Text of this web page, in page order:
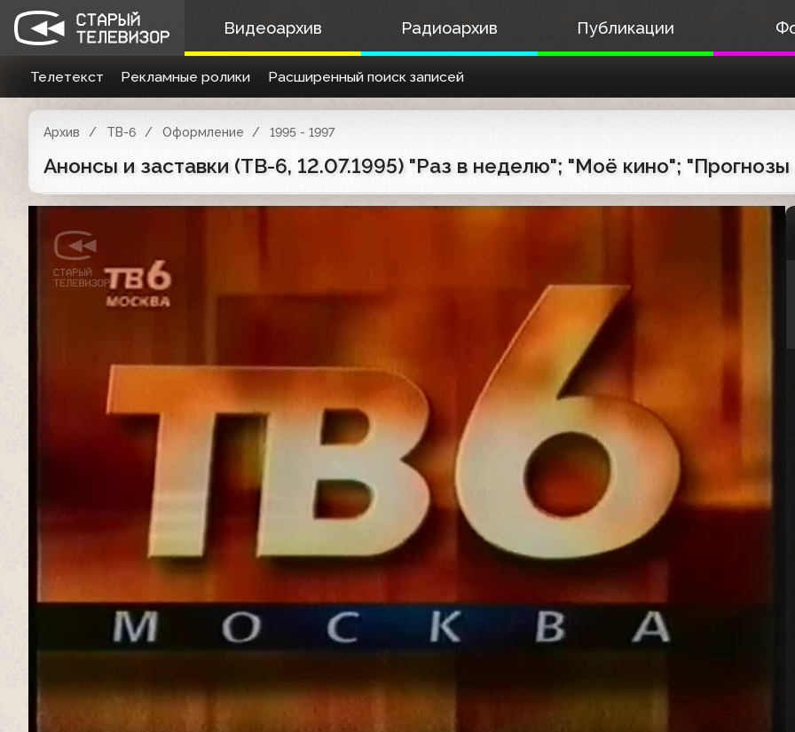
Видеоархив Радиоархив Публикации
Телетекст Рекламные ролики Расширенный поиск записей
Архив ТВ-6 Оформление 1995 - 1997
Анонсы и заставки (ТВ-6, 12.07.1995) "Раз в неделю"; "Моё кино";